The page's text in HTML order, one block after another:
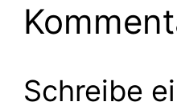
Schreibe